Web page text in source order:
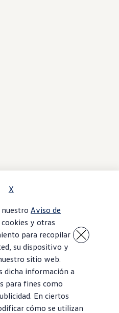
X
nuestro Aviso de
y otras
para recopilar
su dispositivo y
sitio web.
dicha información a
para fines como
En ciertos
cómo se utilizan